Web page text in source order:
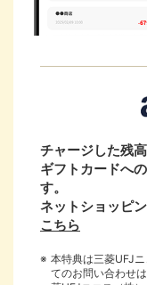
チャージした残
ギフトカードへ
す。
ネットショッピ
こちら
本特典は三菱UFJ
てのお問い合わせ
国際ブラン